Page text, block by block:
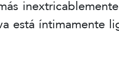
está íntimamente